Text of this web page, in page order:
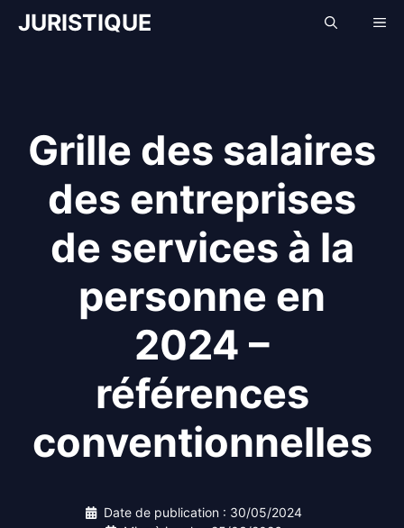
AllerJURISTIQUE
Grille des salaires
des entreprises
de services à la
personne en
2024 –
références
conventionnelles
Date de publication : 30/05/2024